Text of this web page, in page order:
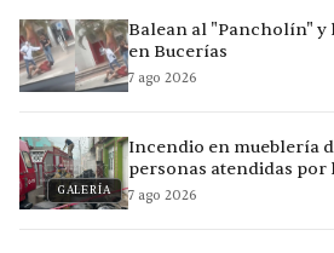
Balean al "Pancholín" y
en Bucerías
7 ago 2026
GALERÍA
Incendio en mueblería
personas atendidas por
7 ago 2026